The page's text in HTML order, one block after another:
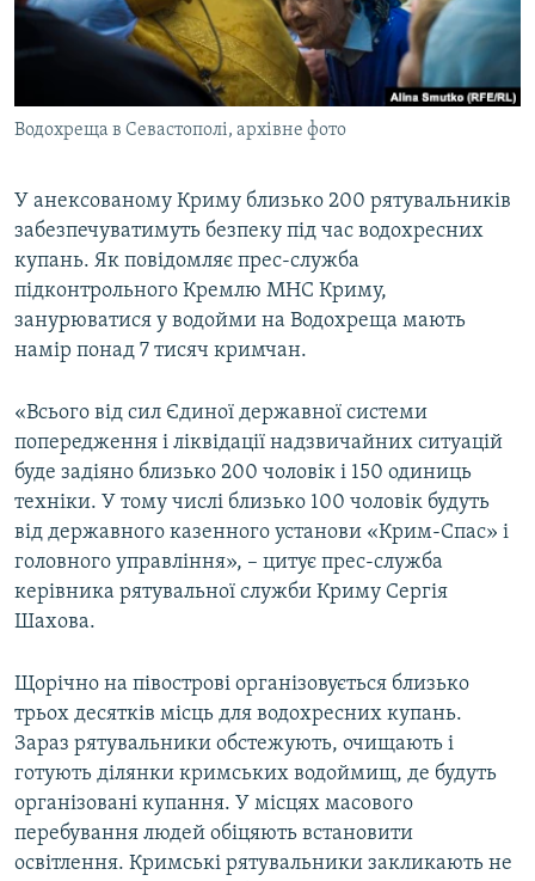
ВІДЕОУРОКИ «ELIFBE»
СВІДЧЕННЯ ОКУПАЦІЇ
УКРАЇНСЬКА ПРОБЛЕМА КРИМУ
ІНФОГРАФІКА
Русский
ДОЛУЧАЙСЯ!
Усі сайти RFE/RL
Водохреща в Севастополі, архівне фото
У анексованому Криму близько 200 рятувальників
забезпечуватимуть безпеку під час водохресних
купань. Як повідомляє прес-служба
підконтрольного Кремлю МНС Криму,
занурюватися у водойми на Водохреща мають
намір понад 7 тисяч кримчан.
«Всього від сил Єдиної державної системи
попередження і ліквідації надзвичайних ситуацій
буде задіяно близько 200 чоловік і 150 одиниць
техніки. У тому числі близько 100 чоловік будуть
від державного казенного установи «Крим-Спас» і
головного управління», – цитує прес-служба
керівника рятувальної служби Криму Сергія
Шахова.
Щорічно на півострові організовується близько
трьох десятків місць для водохресних купань.
Зараз рятувальники обстежують, очищають і
готують ділянки кримських водоймищ, де будуть
організовані купання. У місцях масового
перебування людей обіцяють встановити
освітлення. Кримські рятувальники закликають не